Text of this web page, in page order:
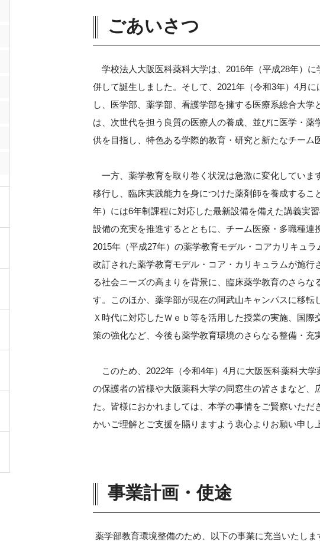
ごあいさつ
学校法人大阪医科薬科大学は、2016年（平成28年）
併して誕生しました。そして、2021年（令和3年）4月
し、医学部、薬学部、看護学部を擁する医療系総合大
は、次世代を担う良質の医療人の養成、並びに医学・
供を目指し、特色ある学際的教育・研究と新たなチーム
一方、薬学教育を取り巻く状況は急激に変化していま
移行し、臨床実践能力を身につけた薬剤師を養成する
年）には6年制課程に対応した最新設備を備えた講義実
設備の充実を推進するとともに、チーム医療・多職種
2015年（平成27年）の薬学教育モデル・コアカリキュ
改訂された薬学教育モデル・コア・カリキュラムが施
る社会ニーズの高まりを背景に、臨床薬学教育のさら
す。このほか、薬学部が現在の阿武山キャンパスに移
Ｘ時代に対応したＷｅｂ等を活用した授業の実施、国
策の強化など、今後も薬学教育環境のさらなる整備・充
このため、2022年（令和4年）4月に大阪医科薬科大
の保護者の皆様や大阪薬科大学の同窓生の皆さまなど
た。皆様におかれましては、本学の事情をご賢察いた
かいご理解とご支援を賜りますよう衷心よりお願い申し
事業計画・使途
薬学部教育環境整備のため、以下の事業に充当いたしま